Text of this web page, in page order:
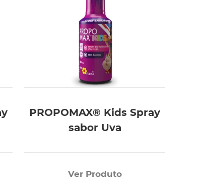
PROPOMAX® Kids Spray
sabor Uva
Ver Produto